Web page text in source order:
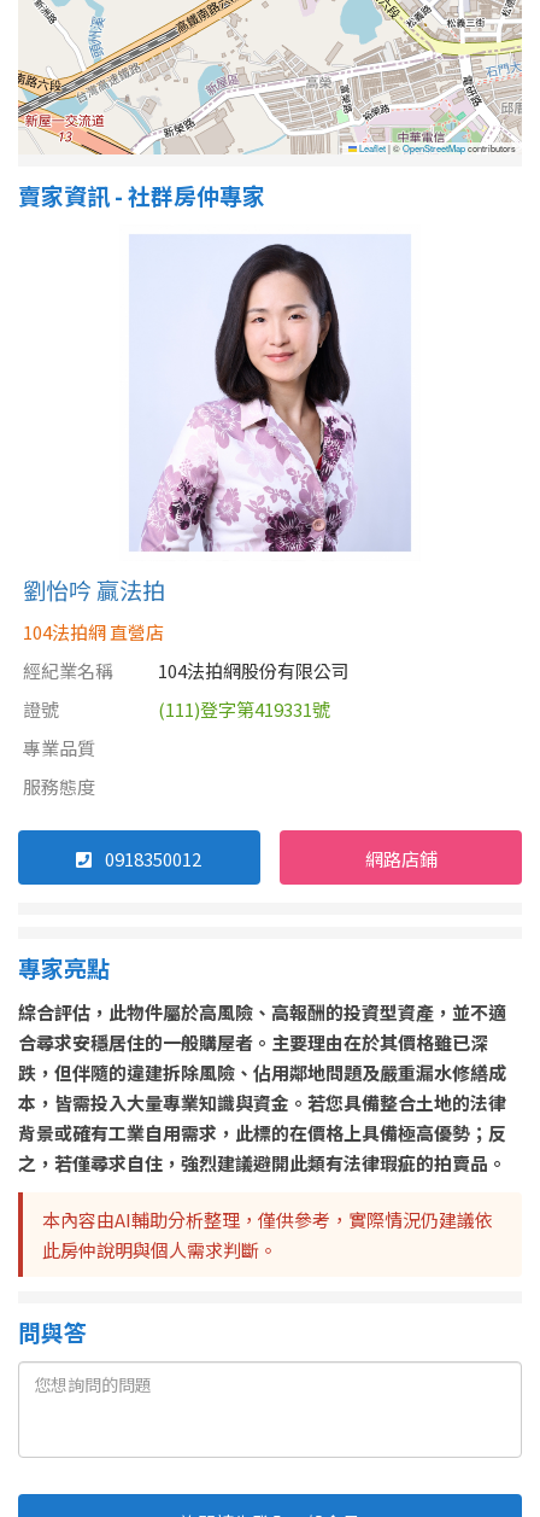
Leaflet|©OpenStreetMapcontributors
賣家資訊 - 社群房仲專家
劉怡吟 贏法拍
104法拍網 直營店
經紀業名稱
104法拍網股份有限公司
證號
(111)登字第419331號
專業品質
服務態度
0918350012 網路店鋪
專家亮點
綜合評估，此物件屬於高風險、高報酬的投資型資產，並不適
合尋求安穩居住的一般購屋者。主要理由在於其價格雖已深
跌，但伴隨的違建拆除風險、佔用鄰地問題及嚴重漏水修繕成
本，皆需投入大量專業知識與資金。若您具備整合土地的法律
背景或確有工業自用需求，此標的在價格上具備極高優勢；反
之，若僅尋求自住，強烈建議避開此類有法律瑕疵的拍賣品。
本內容由AI輔助分析整理，僅供參考，實際情況仍建議依
此房仲說明與個人需求判斷。
問與答